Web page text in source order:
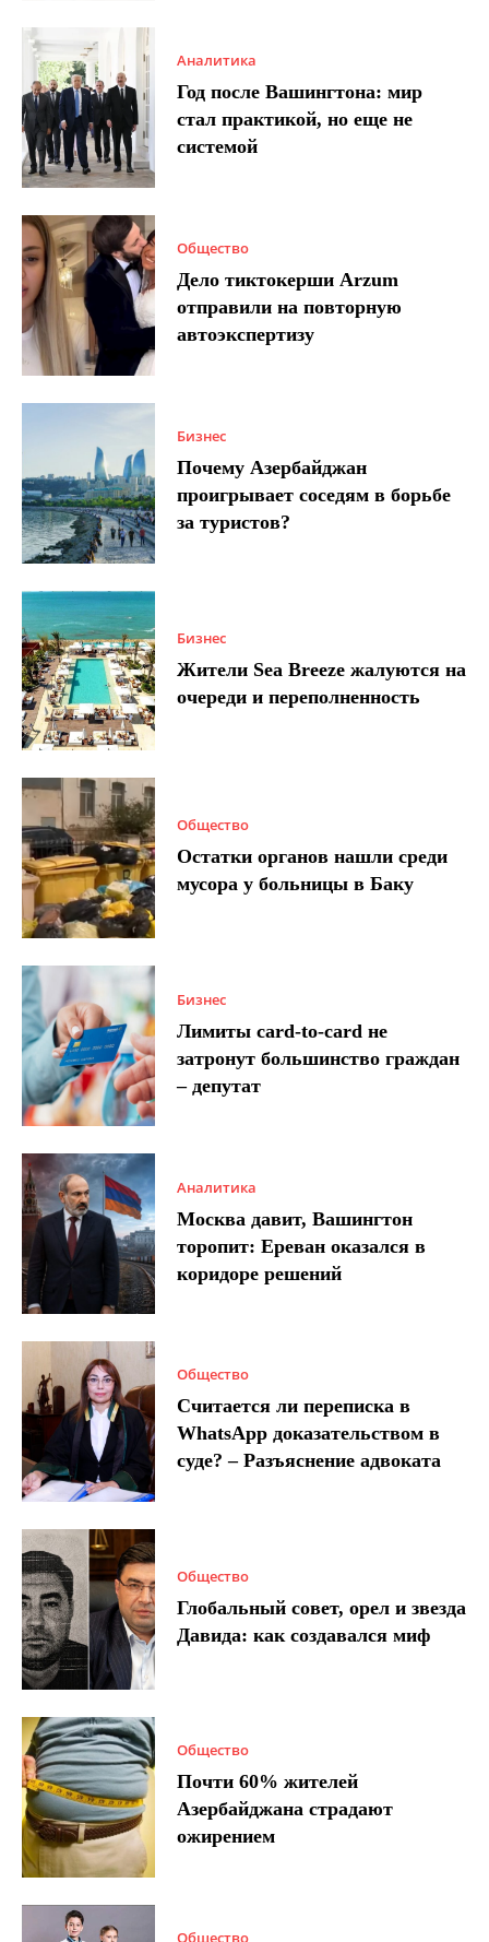
Аналитика
Год после Вашингтона: мир
стал практикой, но еще не
системой
Общество
Дело тиктокерши Arzum
отправили на повторную
автоэкспертизу
Бизнес
Почему Азербайджан
проигрывает соседям в борьбе
за туристов?
Бизнес
Жители Sea Breeze жалуются на
очереди и переполненность
Общество
Остатки органов нашли среди
мусора у больницы в Баку
Бизнес
Лимиты card-to-card не
затронут большинство граждан
– депутат
Аналитика
Москва давит, Вашингтон
торопит: Ереван оказался в
коридоре решений
Общество
Считается ли переписка в
WhatsApp доказательством в
суде? – Разъяснение адвоката
Общество
Глобальный совет, орел и звезда
Давида: как создавался миф
Общество
Почти 60% жителей
Азербайджана страдают
ожирением
Общество